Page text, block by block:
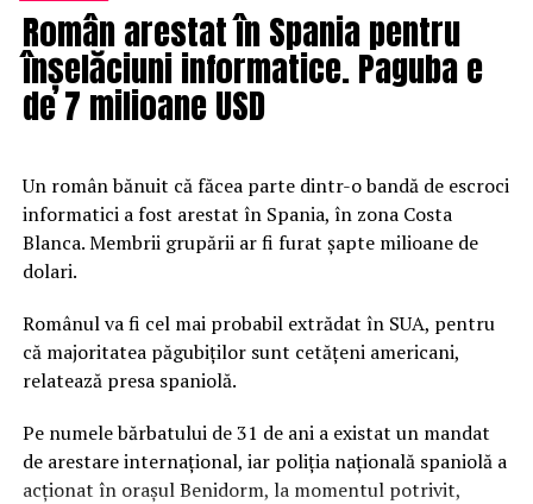
RELATED TOPICS: FEATURED
DON'T MISS
persoanelor private, ci doar guvernelor”.
Potrivit Il Fatto Quotidiano, guvernatorul regiunii
Veneto, Luca Zaia, a spus că a primit oferte pentru 27 de
De altfel, guvernatorul declarase anterior că vrea să
cumpere vaccinuri pentru regiune, în afara acordului cu
UE, deoarece e nemulțumit de ritmul în care se
vaccinează în Italia. Luca Zaia a explicat că a primit două
de unde au fost procurate”.
„Sunt obligat să verific dacă primesc oferte. Trebuie să
verific. Am și eu un angajament etic”, a spus
guvernatorul la Radio 24.
Român arestat în Spania pentru
înșelăciuni informatice. Paguba e
de 7 milioane USD
Un român bănuit că făcea parte dintr-o bandă de escroci
informatici a fost arestat în Spania, în zona Costa
Blanca. Membrii grupării ar fi furat șapte milioane de
dolari.
Românul va fi cel mai probabil extrădat în SUA, pentru
că majoritatea păgubiților sunt cetățeni americani,
relatează presa spaniolă.
Pe numele bărbatului de 31 de ani a existat un mandat
de arestare internațional, iar poliția națională spaniolă a
acționat în orașul Benidorm, la momentul potrivit,